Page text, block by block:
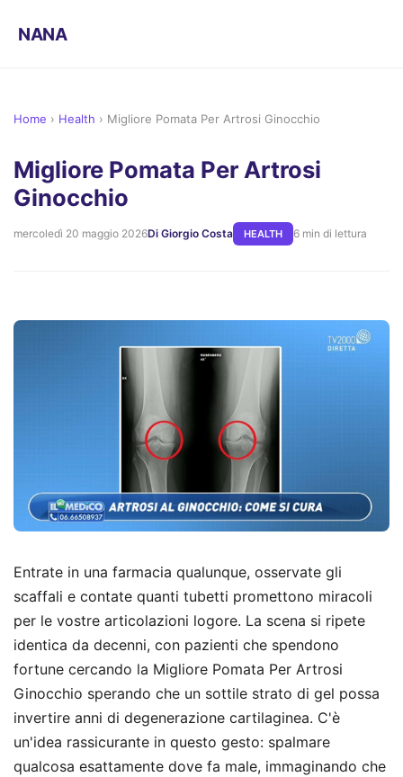
NANA
Home › Health › Migliore Pomata Per Artrosi Ginocchio
Migliore Pomata Per Artrosi
Ginocchio
mercoledì 20 maggio 2026Di Giorgio Costa HEALTH 6 min di lettura
Entrate in una farmacia qualunque, osservate gli
scaffali e contate quanti tubetti promettono miracoli
per le vostre articolazioni logore. La scena si ripete
identica da decenni, con pazienti che spendono
fortune cercando la Migliore Pomata Per Artrosi
Ginocchio sperando che un sottile strato di gel possa
invertire anni di degenerazione cartilaginea. C'è
un'idea rassicurante in questo gesto: spalmare
qualcosa esattamente dove fa male, immaginando che